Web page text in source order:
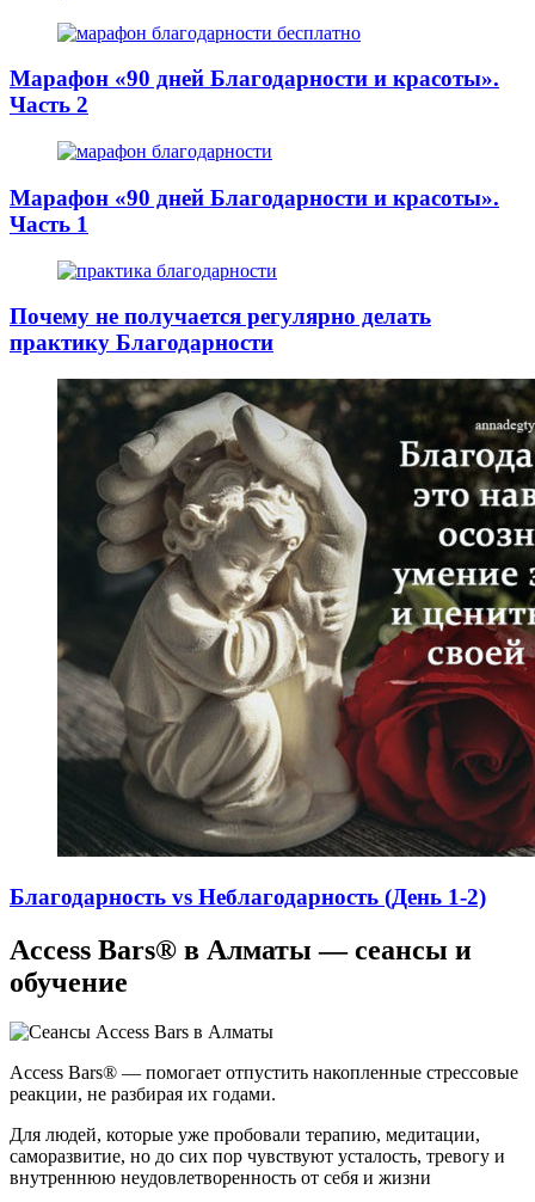
Марафон «90 дней Благодарности и красоты».
Часть 2
Марафон «90 дней Благодарности и красоты».
Часть 1
Почему не получается регулярно делать
практику Благодарности
Благодарность vs Неблагодарность (День 1-2)
Access Bars® в Алматы — сеансы и
обучение
Access Bars® — помогает отпустить накопленные стрессовые
реакции, не разбирая их годами.
Для людей, которые уже пробовали терапию, медитации,
саморазвитие, но до сих пор чувствуют усталость, тревогу и
внутреннюю неудовлетворенность от себя и жизни